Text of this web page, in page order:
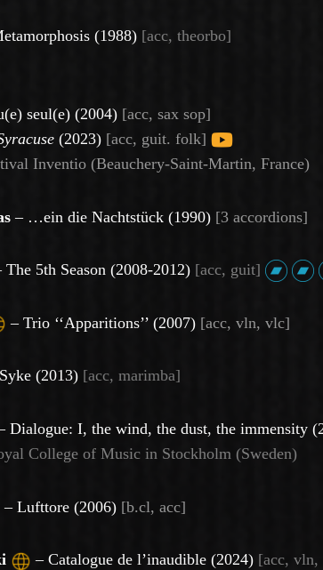
(1988) [acc, theorbo]
seul(e) (2004) [acc, sax sop]
(2023)[acc, guit. folk]
Inventio (Beauchery-Saint-Martin, France)
– …ein die Nachtstück (1990)[3 accordions]
The 5th Season (2008-2012) [acc, guit]
– Trio ‘‘Apparitions’’ (2007) [acc, vln, vlc]
(2013)[acc, marimba]
Dialogue: I, the wind, the dust, the immensity
College of Music in Stockholm (Sweden)
– Lufttore (2006) [b.cl, acc]
– Catalogue de l’inaudible (2024) [acc,